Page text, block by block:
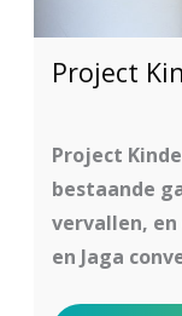
Project
Project
bestaande
vervallen,
en Jaga